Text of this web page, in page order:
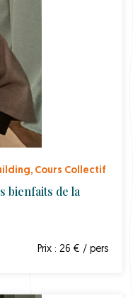
, Cours Collectif
bienfaits de la
Prix : 26 € / pers